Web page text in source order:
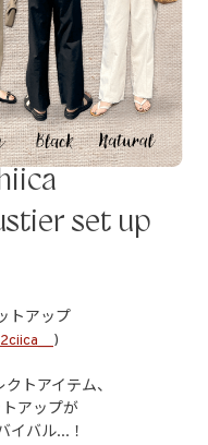
iica
stier set up
トアップ
)
トアイテム、
アップが
イバル...！